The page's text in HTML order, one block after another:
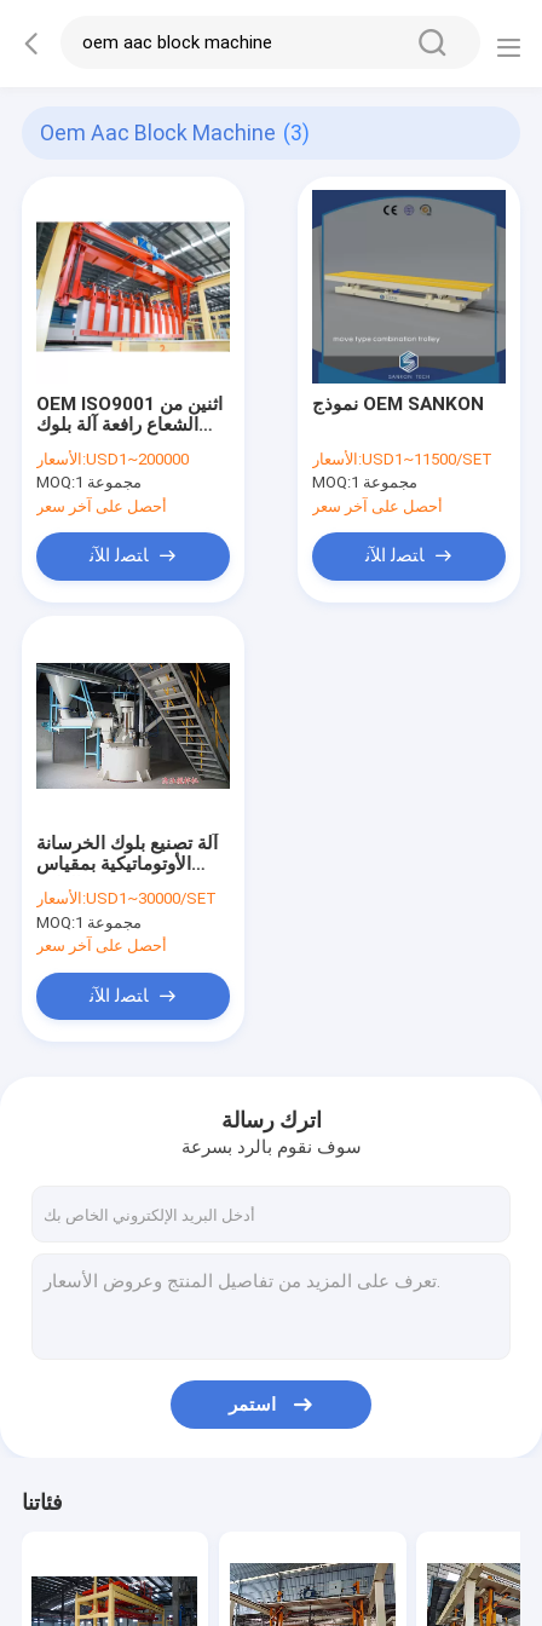
Oem Aac Block Machine (3)
OEM ISO9001 اثنين من
الشعاع رافعة آلة بلوك
AAC
الأسعار:USD1~200000
MOQ:
1 مجموعة
أحصل على آخر سعر
ﺎﺘﺼﻟ ﺍﻶﻧ
نموذج OEM SANKON
الأسعار:USD1~11500/SET
MOQ:
1 مجموعة
أحصل على آخر سعر
ﺎﺘﺼﻟ ﺍﻶﻧ
آلة تصنيع بلوك الخرسانة
الأوتوماتيكية بمقياس
الأسعار:USD1~30000/SET
MOQ:
1 مجموعة
أحصل على آخر سعر
ﺎﺘﺼﻟ ﺍﻶﻧ
اترك رسالة
سوف نقوم بالرد بسرعة
استمر
فئاتنا